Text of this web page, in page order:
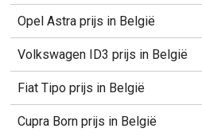
Opel Astra prijs in België
Volkswagen ID3 prijs in België
Fiat Tipo prijs in België
Cupra Born prijs in België